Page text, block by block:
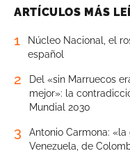
ARTÍCULOS MÁS
1
Núcleo Nacional, el
español
2
Del «sin Marruecos
mejor»: la
Mundial 2030
3
Antonio Carmona:
Venezuela, de